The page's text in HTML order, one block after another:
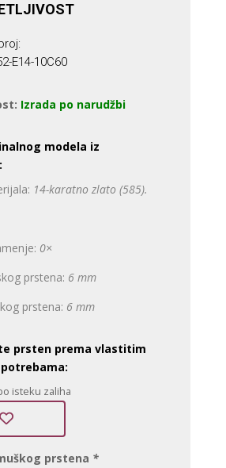
E14-10C60
Izrada po narudžbi
modela iz
14-karatno zlato (585).
0×
prstena: 6 mm
prstena: 6 mm
prsten prema vlastitim
isteku zaliha
prstena *